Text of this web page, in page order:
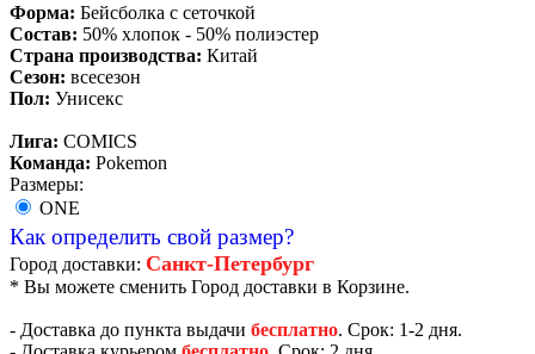
Форма: Бейсболка с сеточкой
Состав: 50% хлопок - 50% полиэстер
Страна производства: Китай
Сезон: всесезон
Пол: Унисекс
Лига: COMICS
Команда: Pokemon
Размеры:
ONE
Как определить свой размер?
Город доставки: Санкт-Петербург
* Вы можете сменить Город доставки в Корзине.
- Доставка до пункта выдачи бесплатно. Срок: 1-2 дня.